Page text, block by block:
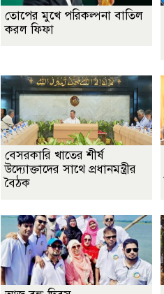
তোপের মুখে পরিকল্পনা বাতিল
করল ফিফা
বেসরকারি খাতের শীর্ষ
উদ্যোক্তাদের সাথে প্রধানমন্ত্রীর
বৈঠক